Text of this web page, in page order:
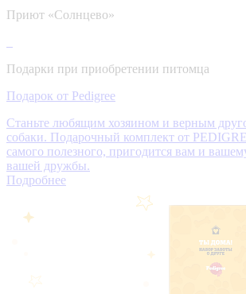
Приют «Солнцево»
Подарки при приобретении питомца
Подарок от Pedigree
Станьте любящим хозяином и верным
собаки. Подарочный комплект от
самого полезного, пригодится вам и
вашей дружбы.
Подробнее